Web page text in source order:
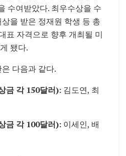
수여받았다. 최우수상을 수
을 받은 정재원 학생 등 총
표 자격으로 향후 개최될 미
됐다.
다음과 같다.
금 각 150달러): 김도연, 최
금 각 100달러): 이세인, 배